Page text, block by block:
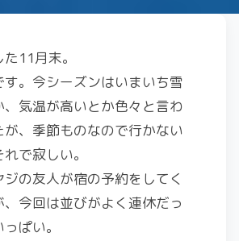
11月末。
す。今シーズンはいまいち雪
、気温が高いとか色々と言わ
が、季節ものなので行かない
で寂しい。
の友人が宿の予約をしてく
今回は並びがよく連休だっ
ぱい。